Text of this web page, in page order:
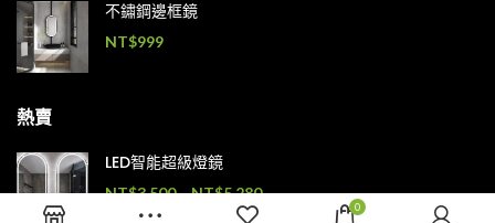
不鏽鋼邊框鏡
NT$999
熱賣
LED智能超級燈鏡
NT$3,500–NT$5,280
0